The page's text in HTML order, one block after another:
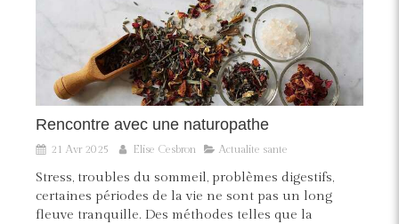
Rencontre avec une naturopathe
21 Avr 2025 Elise Cesbron Actualite sante
Stress, troubles du sommeil, problèmes digestifs,
certaines périodes de la vie ne sont pas un long
fleuve tranquille. Des méthodes telles que la